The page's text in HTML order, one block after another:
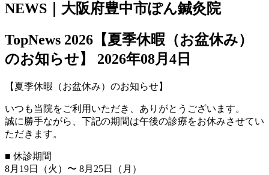
NEWS｜大阪府豊中市ぽん鍼灸院
TopNews 2026【夏季休暇（お盆休み）
のお知らせ】
2026年08月4日
【夏季休暇（お盆休み）のお知らせ】
いつも当院をご利用いただき、ありがとうございます。
誠に勝手ながら、下記の期間は午後の診療をお休みさせてい
ただきます。
■ 休診期間
8月19日（火）〜 8月25日（月）